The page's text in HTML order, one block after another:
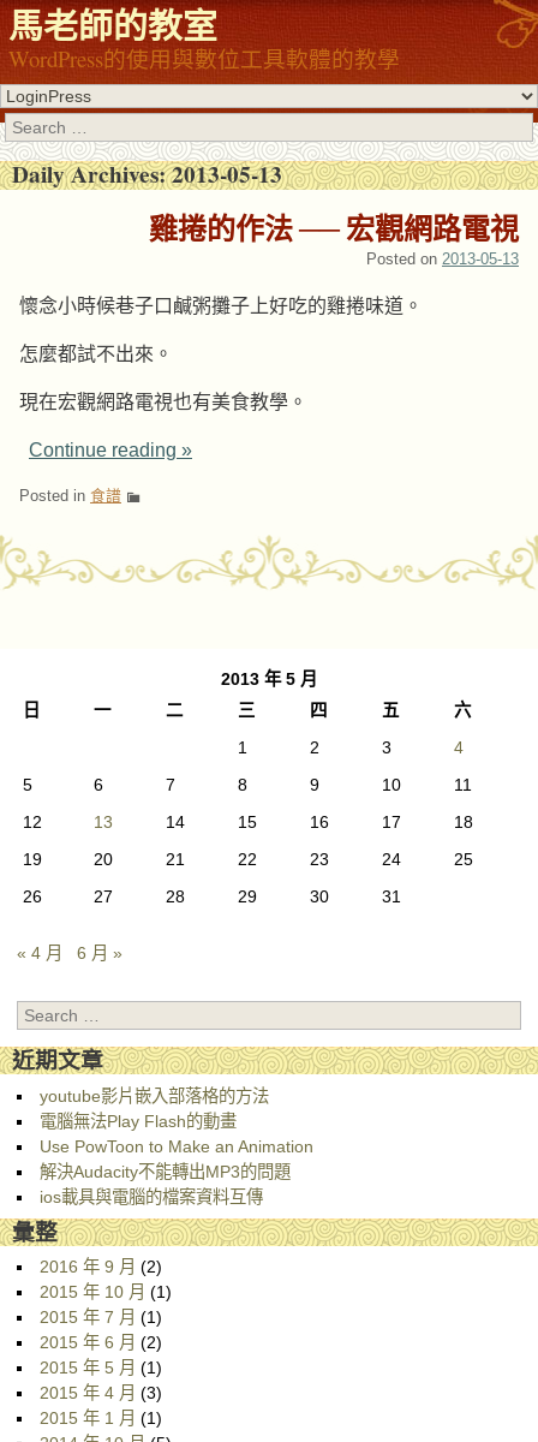
馬老師的教室
WordPress的使用與數位工具軟體的教學
Search
Daily Archives:2013-05-13
雞捲的作法 ── 宏觀網路電視
Posted on 2013-05-13
懷念小時候巷子口鹹粥攤子上好吃的雞捲味道。
怎麼都試不出來。
現在宏觀網路電視也有美食教學。
Continue reading »
Posted in 食譜
2013 年 5 月
日
一 二 三 四 五
六
1
2 3
4
5
6 7 8 9 10
11
12
13 14 15 16 17
18
19
20 21 22 23 24
25
26
27 28 29 30 31
« 4 月 6 月 »
Search
近期文章
youtube影片嵌入部落格的方法
電腦無法Play Flash的動畫
Use PowToon to Make an Animation
解決Audacity不能轉出MP3的問題
ios載具與電腦的檔案資料互傳
彙整
2016 年 9 月 (2)
2015 年 10 月 (1)
2015 年 7 月 (1)
2015 年 6 月 (2)
2015 年 5 月 (1)
2015 年 4 月 (3)
2015 年 1 月 (1)